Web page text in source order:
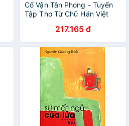
Cổ Vận Tân Phong - Tuyển
Tập Thơ Từ Chữ Hán Việt
bookmark)217.165 đ